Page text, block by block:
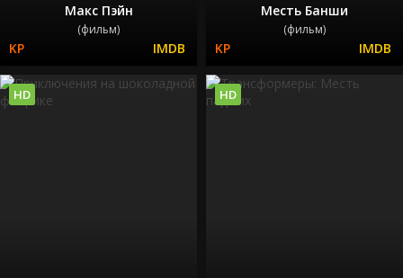
Макс Пэйн
(фильм)
Месть Банши
(фильм)
HD HD